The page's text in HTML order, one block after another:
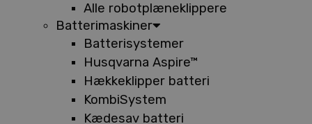
Alle robotplæneklippere
Batterimaskiner
Batterisystemer
Husqvarna Aspire™
Hækkeklipper batteri
KombiSystem
Kædesav batteri